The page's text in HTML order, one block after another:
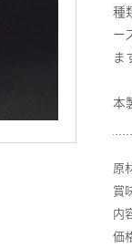
種
ー
ま
本
原
賞
内
価